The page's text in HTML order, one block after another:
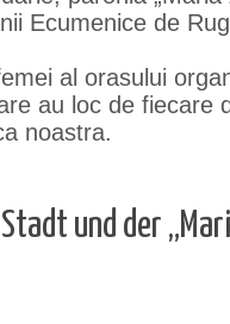
Ecumenice de
al orasului
au loc de fiecare
noastra.
und der